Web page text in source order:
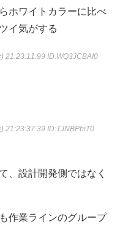
ホワイトカラーに比べ
イ気がする
) 21:23:11.99 ID:WQ3JCBAI0
) 21:23:37.39 ID:TJNBPbiT0
、設計開発側ではなく
作業ラインのグループ